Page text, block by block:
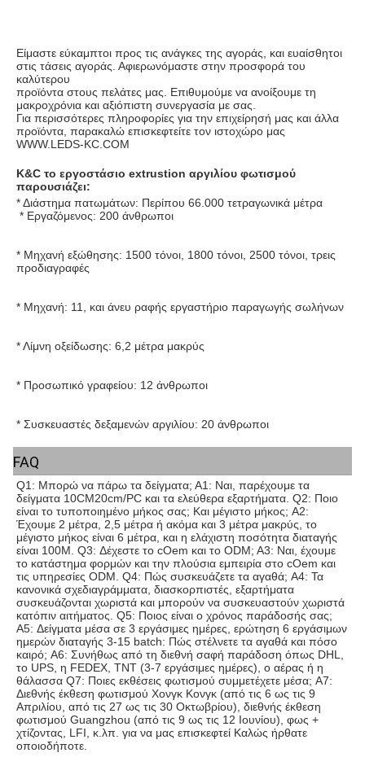
Είμαστε εύκαμπτοι προς τις ανάγκες της αγοράς, και ευαίσθητοι
στις τάσεις αγοράς. Αφιερωνόμαστε στην προσφορά του
καλύτερου
προϊόντα στους πελάτες μας. Επιθυμούμε να ανοίξουμε τη
μακροχρόνια και αξιόπιστη συνεργασία με σας.
Για περισσότερες πληροφορίες για την επιχείρησή μας και άλλα
προϊόντα, παρακαλώ επισκεφτείτε τον ιστοχώρο μας
WWW.LEDS-KC.COM
K&C το εργοστάσιο extrustion αργιλίου φωτισμού
παρουσιάζει:
* Διάστημα πατωμάτων: Περίπου 66.000 τετραγωνικά μέτρα
* Εργαζόμενος: 200 άνθρωποι
* Μηχανή εξώθησης: 1500 τόνοι, 1800 τόνοι, 2500 τόνοι, τρεις
προδιαγραφές
* Μηχανή: 11, και άνευ ραφής εργαστήριο παραγωγής σωλήνων
* Λίμνη οξείδωσης: 6,2 μέτρα μακρύς
* Προσωπικό γραφείου: 12 άνθρωποι
* Συσκευαστές δεξαμενών αργιλίου: 20 άνθρωποι
FAQ
Q1: Μπορώ να πάρω τα δείγματα; Α1: Ναι, παρέχουμε τα
δείγματα 10CM20cm/PC και τα ελεύθερα εξαρτήματα. Q2: Ποιο
είναι το τυποποιημένο μήκος σας; Και μέγιστο μήκος; A2:
Έχουμε 2 μέτρα, 2,5 μέτρα ή ακόμα και 3 μέτρα μακρύς, το
μέγιστο μήκος είναι 6 μέτρα, και η ελάχιστη ποσότητα διαταγής
είναι 100M. Q3: Δέχεστε το cOem και το ODM; A3: Ναι, έχουμε
το κατάστημα φορμών και την πλούσια εμπειρία στο cOem και
τις υπηρεσίες ODM. Q4: Πώς συσκευάζετε τα αγαθά; A4: Τα
κανονικά σχεδιαγράμματα, διασκορπιστές, εξαρτήματα
συσκευάζονται χωριστά και μπορούν να συσκευαστούν χωριστά
κατόπιν αιτήματος. Q5: Ποιος είναι ο χρόνος παράδοσής σας;
A5: Δείγματα μέσα σε 3 εργάσιμες ημέρες, ερώτηση 6 εργάσιμων
ημερών διαταγής 3-15 batch: Πώς στέλνετε τα αγαθά και πόσο
καιρό; A6: Συνήθως από τη διεθνή σαφή παράδοση όπως DHL,
το UPS, η FEDEX, TNT (3-7 εργάσιμες ημέρες), ο αέρας ή η
θάλασσα Q7: Ποιες εκθέσεις φωτισμού συμμετέχετε μέσα; A7:
Διεθνής έκθεση φωτισμού Χονγκ Κονγκ (από τις 6 ως τις 9
Απριλίου, από τις 27 ως τις 30 Οκτωβρίου), διεθνής έκθεση
φωτισμού Guangzhou (από τις 9 ως τις 12 Ιουνίου), φως +
χτίζοντας, LFI, κ.λπ. για να μας επισκεφτεί Καλώς ήρθατε
οποιοδήποτε.